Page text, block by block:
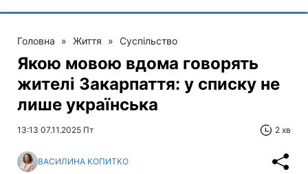
Головна » Життя » Суспільство
Якою мовою вдома говорять
жителі Закарпаття: у списку не
лише українська
13:13 07.11.2025 Пт 2 хв
ВАСИЛИНА КОПИТКО